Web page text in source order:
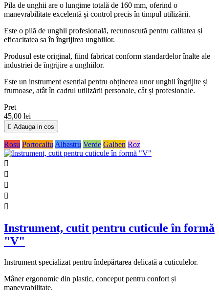
Pila de unghii are o lungime totală de 160 mm, oferind o
manevrabilitate excelentă și control precis în timpul utilizării.
Este o pilă de unghii profesională, recunoscută pentru calitatea și
eficacitatea sa în îngrijirea unghiilor.
Produsul este original, fiind fabricat conform standardelor înalte ale
industriei de îngrijire a unghiilor.
Este un instrument esențial pentru obținerea unor unghii îngrijite și
frumoase, atât în cadrul utilizării personale, cât și profesionale.
Pret
45,00 lei
 Adauga in cos
Rosu Portocaliu Albastru Verde Galben Roz





Instrument, cutit pentru cuticule în formă
"V"
Instrument specializat pentru îndepărtarea delicată a cuticulelor.
Mâner ergonomic din plastic, conceput pentru confort și
manevrabilitate.